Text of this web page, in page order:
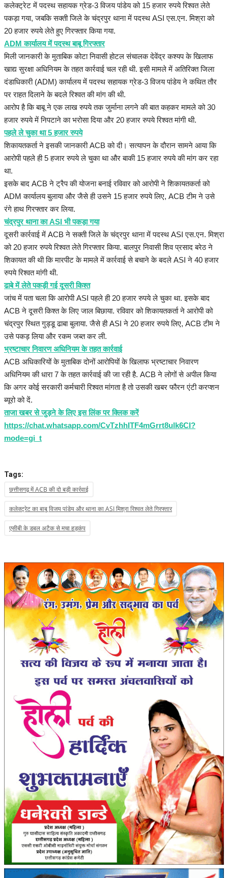
कलेक्ट्रेट में पदस्थ सहायक ग्रेड-3 विजय पांडेय को 15 हजार रुपये रिश्वत लेते
पकड़ा गया, जबकि सक्ती जिले के चंद्रपुर थाना में पदस्थ ASI एस.एन. मिश्रा को
20 हजार रुपये लेते हुए गिरफ्तार किया गया.
ADM कार्यालय में पदस्थ बाबू गिरफ्तार
मिली जानकारी के मुताबिक कोटा निवासी होटल संचालक देवेंद्र कश्यप के खिलाफ
खाद्य सुरक्षा अधिनियम के तहत कार्रवाई चल रही थी. इसी मामले में अतिरिक्त जिला
दंडाधिकारी (ADM) कार्यालय में पदस्थ सहायक ग्रेड-3 विजय पांडेय ने कथित तौर
पर राहत दिलाने के बदले रिश्वत की मांग की थी.
आरोप है कि बाबू ने एक लाख रुपये तक जुर्माना लगने की बात कहकर मामले को 30
हजार रुपये में निपटाने का भरोसा दिया और 20 हजार रुपये रिश्वत मांगी थी.
पहले ले चुका था 5 हजार रुपये
शिकायतकर्ता ने इसकी जानकारी ACB को दी। सत्यापन के दौरान सामने आया कि
आरोपी पहले ही 5 हजार रुपये ले चुका था और बाकी 15 हजार रुपये की मांग कर रहा
था.
इसके बाद ACB ने ट्रैप की योजना बनाई रविवार को आरोपी ने शिकायतकर्ता को
ADM कार्यालय बुलाया और जैसे ही उसने 15 हजार रुपये लिए, ACB टीम ने उसे
रंगे हाथ गिरफ्तार कर लिया.
चंद्रपुर थाना का ASI भी पकड़ा गया
दूसरी कार्रवाई में ACB ने सक्ती जिले के चंद्रपुर थाना में पदस्थ ASI एस.एन. मिश्रा
को 20 हजार रुपये रिश्वत लेते गिरफ्तार किया. बालपुर निवासी शिव प्रसाद बरेठ ने
शिकायत की थी कि मारपीट के मामले में कार्रवाई से बचाने के बदले ASI ने 40 हजार
रुपये रिश्वत मांगी थी.
ढाबे में लेते पकड़ी गई दूसरी किश्त
जांच में पता चला कि आरोपी ASI पहले ही 20 हजार रुपये ले चुका था. इसके बाद
ACB ने दूसरी किश्त के लिए जाल बिछाया. रविवार को शिकायतकर्ता ने आरोपी को
चंद्रपुर स्थित गुड्डू ढाबा बुलाया. जैसे ही ASI ने 20 हजार रुपये लिए, ACB टीम ने
उसे पकड़ लिया और रकम जब्त कर ली.
भ्रष्टाचार निवारण अधिनियम के तहत कार्रवाई
ACB अधिकारियों के मुताबिक दोनों आरोपियों के खिलाफ भ्रष्टाचार निवारण
अधिनियम की धारा 7 के तहत कार्रवाई की जा रही है. ACB ने लोगों से अपील किया
कि अगर कोई सरकारी कर्मचारी रिश्वत मांगता है तो उसकी खबर फौरन एंटी करप्शन
ब्यूरो को दें.
ताजा खबर से जुड़ने के लिए इस लिंक पर क्लिक करें
https://chat.whatsapp.com/CvTzhhITF4mGrrt8ulk6CI?
mode=gi_t
Tags:
छत्तीसगढ़ में ACB की दो बड़ी कार्रवाई
कलेक्ट्रेट का बाबू विजय पांडेय और थाना का ASI मिश्रा रिश्वत लेते गिरफ्तार
एसीबी के डबल अटैक से मचा हड़कंप